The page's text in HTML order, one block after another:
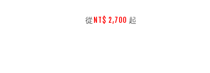
        從
NT$ 2,700 起